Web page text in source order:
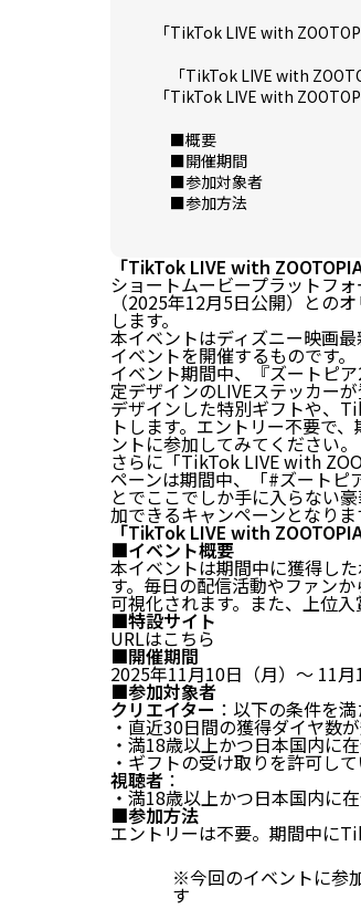
「TikTok LIVE with
「TikTok LIVE with
「TikTok LIVE with
■概要
■開催期間
■参加対象者
■参加方法
「TikTok LIVE with
ショートムービープラットフ
（2025年12月5日公開）との
します。
本イベントはディズニー映画
イベントを開催するものです。
イベント期間中、『ズートピ
定デザインのLIVEステッカー
デザインした特別ギフトや、
トします。エントリー不要で
ントに参加してみてください。
さらに「TikTok LIVE with
ペーンは期間中、「#ズートピ
とでここでしか手に入らない
加できるキャンペーンとなり
「TikTok LIVE with ZOOTOPIA
■イベント概要
本イベントは期間中に獲得し
す。毎日の配信活動やファン
可視化されます。また、上位
■特設サイト
URLはこちら
■開催期間
2025年11月10日（月）～ 11月
■参加対象者
クリエイター ：以下の条件を
・直近30日間の獲得ダイヤ数
・満18歳以上かつ日本国内に
・ギフトの受け取りを許可し
視聴者 ：
・満18歳以上かつ日本国内に
■参加方法
エントリーは不要。期間中に
※今回のイベントに参
す